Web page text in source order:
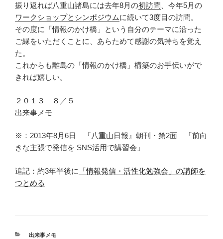
振り返れば八重山諸島には去年8月の初訪問
、今年5月の
ワークショップとシンポジウムに続いて3度目の訪問。
その度に「情報のかけ橋」という自分のテーマに沿った
ご縁をいただくことに、あらためて感謝の気持ちを覚え
た。
これからも離島の「情報のかけ橋」構築のお手伝いがで
きれば嬉しい。
２０１３ ８／５
出来事メモ
※：2013年8月6日 『八重山日報』朝刊・第2面 「前向
きな主張で発信を SNS活用で講習会」
追記：約3年半後に
「情報発信・活性化勉強会」の講師を
つとめる
カ
出来事メモ